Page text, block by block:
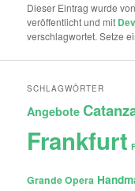
Dieser Eintrag wurde
veröffentlicht und mit
verschlagwortet. Setze
SCHLAGWÖRTER
Angebote
Frankfurt
Grande Opera